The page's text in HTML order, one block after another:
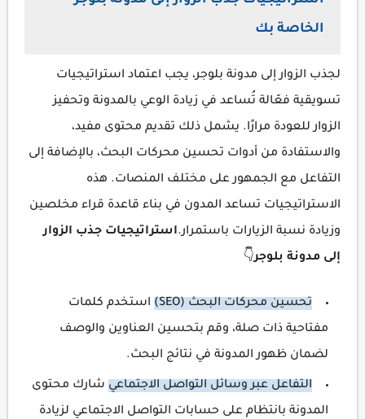
الخاصة بك
لجذب الزوار إلى مدونة بلوجر، يجب اعتماد استراتيجيات
تسويقية فعّالة تُساعد في زيادة الوعي بالمدونة وتحفيز
الزوار للعودة مرارًا. يشمل ذلك تقديم محتوى مفيد،
والاستفادة من أدوات تحسين محركات البحث، بالإضافة إلى
التفاعل مع الجمهور على مختلف المنصات. هذه
الاستراتيجيات تساعد المدون في بناء قاعدة قراء مخلصين
وزيادة نسبة الزيارات باستمرار.استراتيجيات جذب الزوار
إلى مدونة بلوجر👇
تحسين محركات البحث (SEO)
استخدم كلمات
مفتاحية ذات صلة، وقم بتحسين العناوين والوصف
لضمان ظهور المدونة في نتائج البحث.
التفاعل عبر وسائل التواصل الاجتماعي شارك محتوى
المدونة بانتظام على حسابات التواصل الاجتماعي لزيادة